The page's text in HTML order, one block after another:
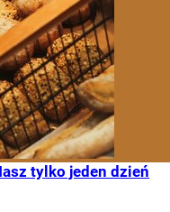
tylko jeden dzień